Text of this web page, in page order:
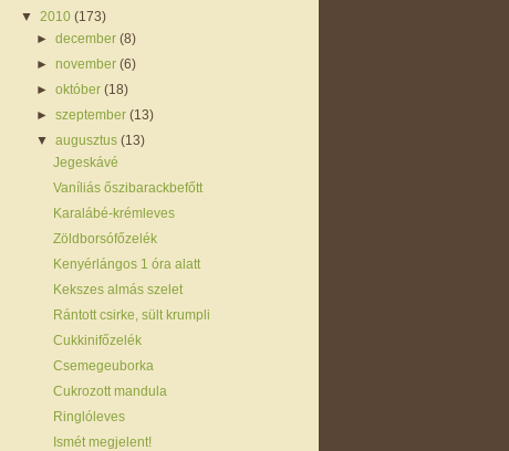
▼ 2010 (173)
►december(8)
►november(6)
►október(18)
►szeptember(13)
▼augusztus(13)
Jegeskávé
Vaníliás őszibarackbefőtt
Karalábé-krémleves
Zöldborsófőzelék
Kenyérlángos 1 óra alatt
Kekszes almás szelet
Rántott csirke, sült krumpli
Cukkinifőzelék
Csemegeuborka
Cukrozott mandula
Ringlóleves
Ismét megjelent!